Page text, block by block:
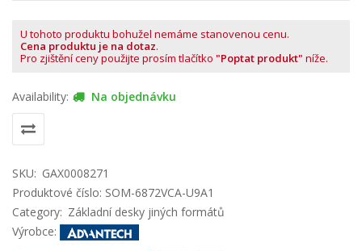
U tohoto produktu bohužel nemáme stanovenou cenu.
Cena produktu je na dotaz.
Pro zjištění ceny použijte prosím tlačítko "Poptat produkt" níže.
Availability: Na objednávku
SKU: GAX0008271
Produktové číslo: SOM-6872VCA-U9A1
Category: Základní desky jiných formátů
Výrobce: